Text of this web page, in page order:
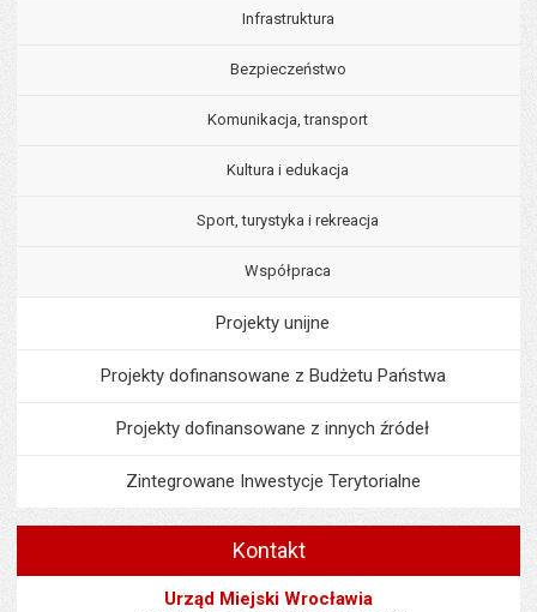
Infrastruktura
Bezpieczeństwo
Komunikacja, transport
Kultura i edukacja
Sport, turystyka i rekreacja
Współpraca
Projekty unijne
Projekty dofinansowane z Budżetu Państwa
Projekty dofinansowane z innych źródeł
Zintegrowane Inwestycje Terytorialne
Kontakt
Urząd Miejski Wrocławia